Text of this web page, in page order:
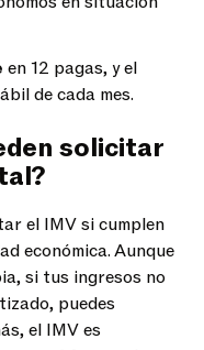
en 12 pagas, y el
de cada mes.
solicitar
el IMV si cumplen
económica. Aunque
si tus ingresos no
puedes
el IMV es